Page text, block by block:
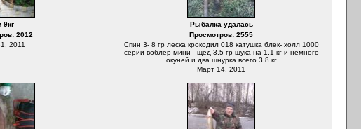
9кг
2012
2011
Рыбалка удалась
Просмотров: 2555
Спин 3- 8 гр леска крокодил 018 катушка блек- холл 1000
серии воблер мини - щед 3,5 гр щука на 1,1 кг и немного
окуней и два шнурка всего 3,8 кг
Март 14, 2011